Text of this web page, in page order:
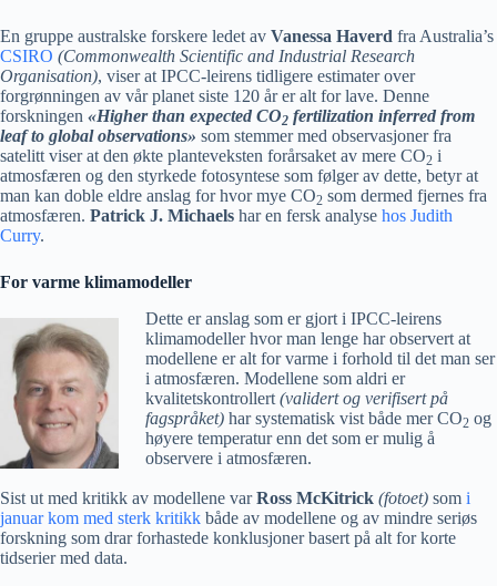
En gruppe australske forskere ledet av Vanessa Haverd fra Australia’s
CSIRO (Commonwealth Scientific and Industrial Research
Organisation), viser at IPCC-leirens tidligere estimater over
forgrønningen av vår planet siste 120 år er alt for lave. Denne
forskningen «Higher than expected CO2 fertilization inferred from
leaf to global observations» som stemmer med observasjoner fra
satelitt viser at den økte planteveksten forårsaket av mere CO2 i
atmosfæren og den styrkede fotosyntese som følger av dette, betyr at
man kan doble eldre anslag for hvor mye CO2 som dermed fjernes fra
atmosfæren. Patrick J. Michaels har en fersk analyse hos Judith
Curry.
For varme klimamodeller
Dette er anslag som er gjort i IPCC-leirens
klimamodeller hvor man lenge har observert at
modellene er alt for varme i forhold til det man ser
i atmosfæren. Modellene som aldri er
kvalitetskontrollert (validert og verifisert på
fagspråket) har systematisk vist både mer CO2 og
høyere temperatur enn det som er mulig å
observere i atmosfæren.
Sist ut med kritikk av modellene varRoss McKitrick (fotoet) som i
januar kom med sterk kritikk både av modellene og av mindre seriøs
forskning som drar forhastede konklusjoner basert på alt for korte
tidserier med data.